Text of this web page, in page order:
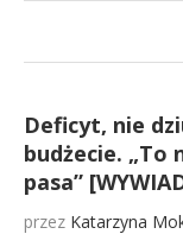
Deficyt, nie
budżecie. „To
pasa”
przez Katarzyna